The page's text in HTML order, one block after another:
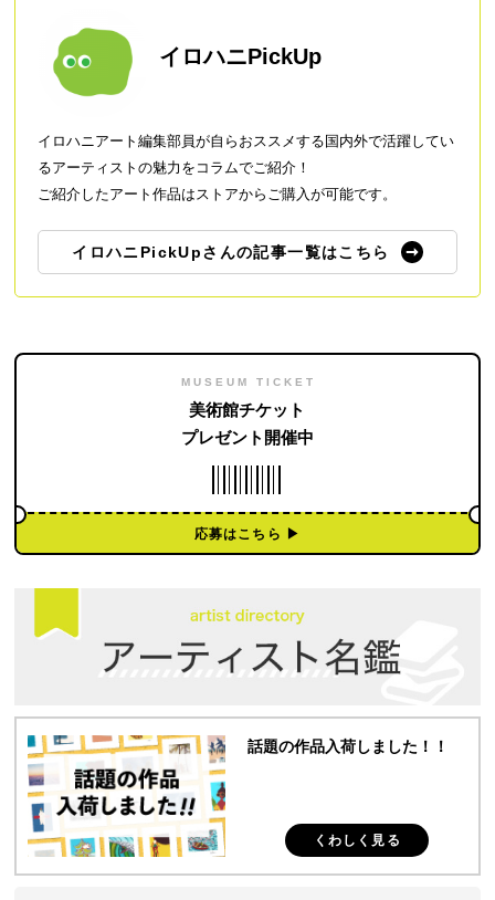
イロハニPickUp
イロハニアート編集部員が自らおススメする国内外で活躍してい
るアーティストの魅力をコラムでご紹介！
ご紹介したアート作品はストアからご購入が可能です。
イロハニPickUpさんの記事一覧はこちら
MUSEUM TICKET
美術館チケット
プレゼント開催中
応募はこちら ▶︎
話題の作品入荷しました！！
くわしく見る